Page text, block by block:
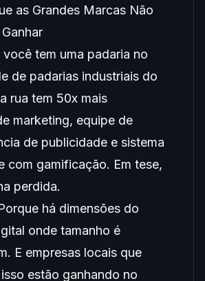
as Grandes Marcas Não
você tem uma padaria no
de padarias industriais do
rua tem 50x mais
marketing, equipe de
de publicidade e sistema
com gamificação. Em tese,
perdida.
há dimensões do
onde tamanho é
E empresas locais que
estão ganhando no